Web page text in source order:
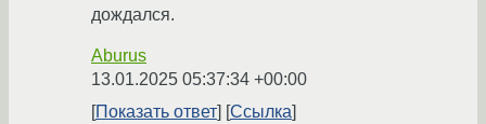
дождался.
Aburus
13.01.2025 05:37:34 +00:00
Показать ответ
Ссылка